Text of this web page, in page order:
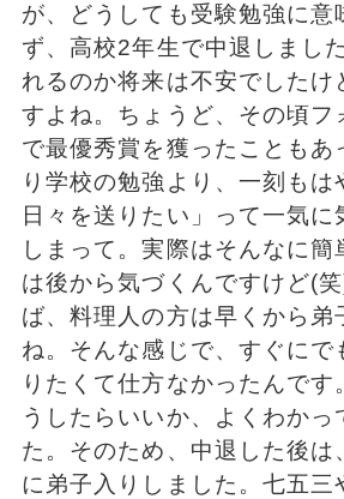
が、どうしても受験勉強に意
ず、高校2年生で中退しまし
れるのか将来は不安でしたけ
すよね。ちょうど、その頃フ
で最優秀賞を獲ったこともあ
り学校の勉強より、一刻もは
日々を送りたい」って一気に
しまって。実際はそんなに簡
は後から気づくんですけど(
ば、料理人の方は早くから弟
ね。そんな感じで、すぐにで
りたくて仕方なかったんです
うしたらいいか、よくわかっ
た。そのため、中退した後は
に弟子入りしました。七五三